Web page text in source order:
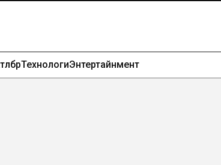
ТехнологиЭнтертайнмент